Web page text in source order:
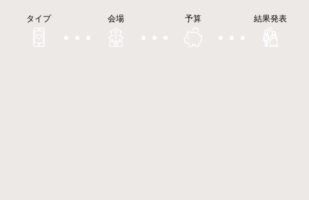
タイプ 会場 予算 結果発表